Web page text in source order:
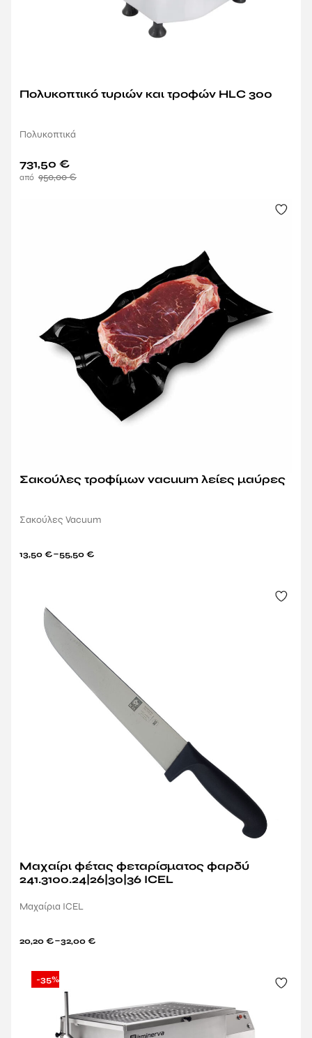
Πολυκοπτικό τυριών και τροφών HLC 300
Πολυκοπτικά
950,00€
731,50 €
Σακούλες τροφίμων vacuum λείες μαύρες
Σακούλες Vacuum
13,50 €–55,50 €
Μαχαίρι φέτας φεταρίσματος φαρδύ
241.3100.24|26|30|36 ICEL
Μαχαίρια ICEL
20,20 €–32,00 €
-35%